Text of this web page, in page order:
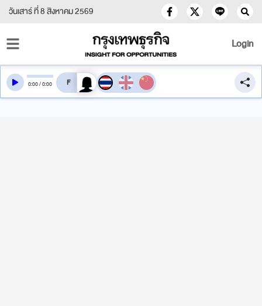
วันเสาร์ ที่ 8 สิงหาคม 2569
Login
0:00/0:00 สลับเสียงอ่าน